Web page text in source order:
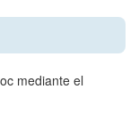
mediante el